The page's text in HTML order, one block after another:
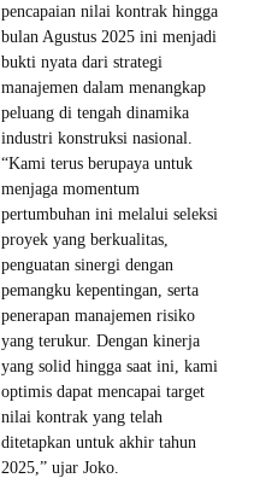
pencapaian nilai kontrak hingga
bulan Agustus 2025 ini menjadi
bukti nyata dari strategi
manajemen dalam menangkap
peluang di tengah dinamika
industri konstruksi nasional.
“Kami terus berupaya untuk
menjaga momentum
pertumbuhan ini melalui seleksi
proyek yang berkualitas,
penguatan sinergi dengan
pemangku kepentingan, serta
penerapan manajemen risiko
yang terukur. Dengan kinerja
yang solid hingga saat ini, kami
optimis dapat mencapai target
nilai kontrak yang telah
ditetapkan untuk akhir tahun
2025,” ujar Joko.